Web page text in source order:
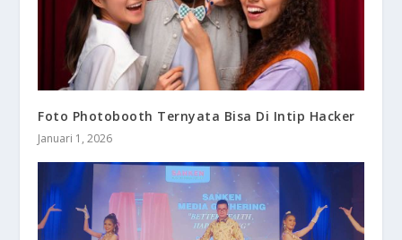
Foto Photobooth Ternyata Bisa Di Intip Hacker
Januari 1, 2026